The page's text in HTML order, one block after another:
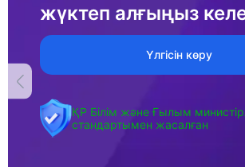
жүктеп алғыңыз
Үлгісін көру
ҚР Білім және Ғылым
стандартымен жасалған